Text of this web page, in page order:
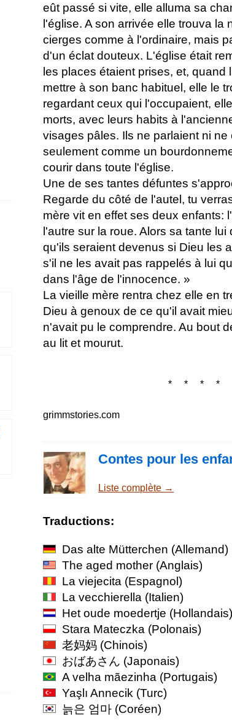
eût passé si vite, elle alluma sa
l'église. A son arrivée elle trouva la
cierges comme à l'ordinaire, mais
d'un éclat douteux. L'église était
les places étaient prises, et, quand
mettre à son banc habituel, elle le
regardant ceux qui l'occupaient,
morts, avec leurs habits à
visages pâles. Ils ne parlaient ni
seulement comme un
courir dans toute l'église.
Une de ses tantes défuntes
Regarde du côté de l'autel, tu
mère vit en effet ses deux enfants:
l'autre sur la roue. Alors sa tante lui
qu'ils seraient devenus si Dieu les
s'il ne les avait pas rappelés à lui
dans l'âge de l'innocence. »
La vieille mère rentra chez elle en
Dieu à genoux de ce qu'il avait
n'avait pu le comprendre. Au bout
au lit et mourut.
* * * *
grimmstories.com
Contes pour les
Liste complète →
Traductions:
Das alte Mütterchen (Allemand)
The aged mother (Anglais)
La viejecita (Espagnol)
La vecchierella (Italien)
Het oude moedertje (Hollandais)
Stara Mateczka (Polonais)
老妈妈 (Chinois)
おばあさん (Japonais)
A velha mãezinha (Portugais)
Yaşlı Annecik (Turc)
늙은 엄마 (Coréen)